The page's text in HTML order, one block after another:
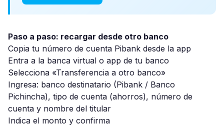
Paso a paso: recargar desde otro banco
Copia tu número de cuenta Pibank desde la app
Entra a la banca virtual o app de tu banco
Selecciona «Transferencia a otro banco»
Ingresa: banco destinatario (Pibank / Banco
Pichincha), tipo de cuenta (ahorros), número de
cuenta y nombre del titular
Indica el monto y confirma